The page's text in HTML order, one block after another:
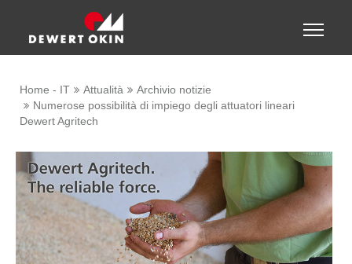
Toggle
Home - IT Attualità
Archivio notizie
Numerose possibilità di impiego degli attuatori lineari
Dewert Agritech